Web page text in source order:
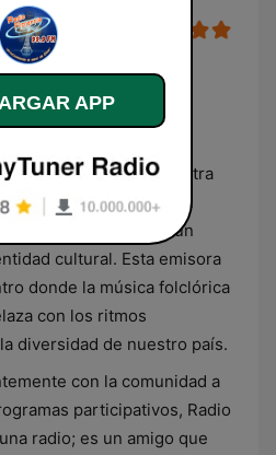
Dios
como 'La voz de nuestra
99.9 FM se sintoniza en
llevando consigo un
cultural. Esta emisora
donde la música folclórica
con los ritmos
diversidad de nuestro país.
con la comunidad a
participativos, Radio
radio; es un amigo que
APP